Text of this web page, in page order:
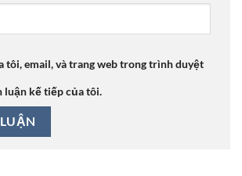
tôi, email, và trang web trong trình duyệt
luận kế tiếp của tôi.